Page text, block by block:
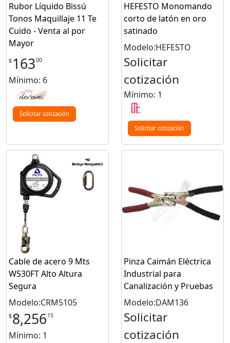
Rubor Líquido Bissú
Tonos Maquillaje 11 Te
Cuido - Venta al por
Mayor
$ 16300
Mínimo: 6
Solicitar cotización
HEFESTO Monomando
corto de latón en oro
satinado
Modelo:HEFESTO
Solicitar
cotización
Mínimo: 1
Solicitar cotización
Cable de acero 9 Mts
WS30FT Alto Altura
Segura
Modelo:CRM5105
$8,256 15
Mínimo: 1
Pinza Caimán Eléctrica
Industrial para
Canalización y Pruebas
Modelo:DAM136
Solicitar
cotización